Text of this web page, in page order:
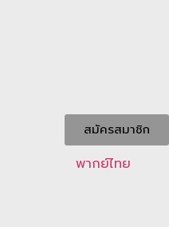
สมัครสมาชิก
พากย์ไทย